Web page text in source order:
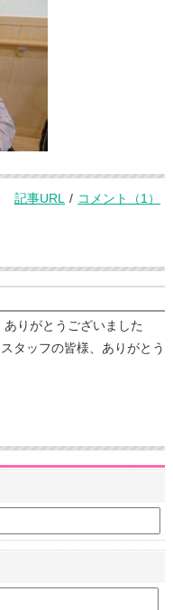
記事URL / コメント（1）
りがとうございました
タッフの皆様、ありがとう